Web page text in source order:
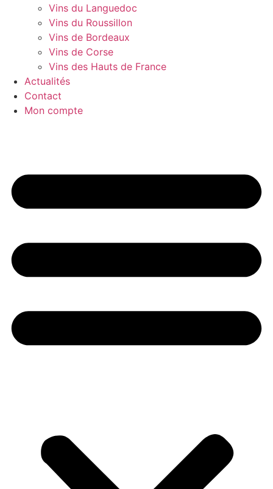
Vins du Languedoc
Vins du Roussillon
Vins de Bordeaux
Vins de Corse
Vins des Hauts de France
Actualités
Contact
Mon compte